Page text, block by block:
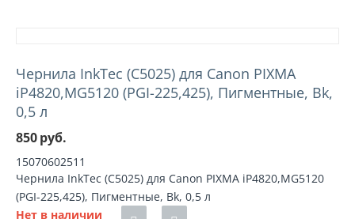
Чернила InkTec (C5025) для Canon PIXMA
iP4820,MG5120 (PGI-225,425), Пигментные, Bk,
0,5 л
850руб.
15070602511
Чернила InkTec (C5025) для Canon PIXMA iP4820,MG5120
(PGI-225,425), Пигментные, Bk, 0,5 л
Нет в наличии